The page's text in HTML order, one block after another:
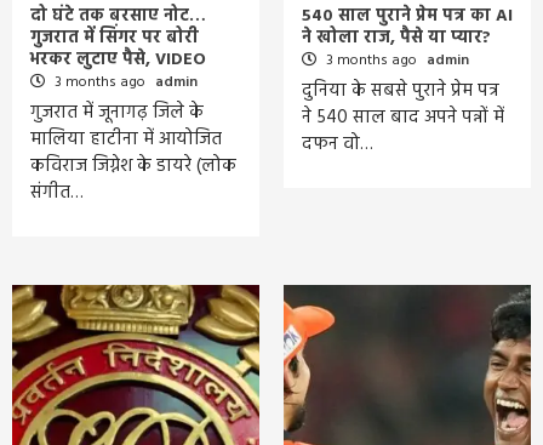
दो घंटे तक बरसाए नोट…
गुजरात में सिंगर पर बोरी
भरकर लुटाए पैसे, VIDEO
3 months ago admin
गुजरात में जूनागढ़ जिले के
मालिया हाटीना में आयोजित
कविराज जिग्नेश के डायरे (लोक
संगीत…
540 साल पुराने प्रेम पत्र का AI
ने खोला राज, पैसे या प्यार?
3 months ago admin
दुनिया के सबसे पुराने प्रेम पत्र
ने 540 साल बाद अपने पन्नों में
दफन वो…